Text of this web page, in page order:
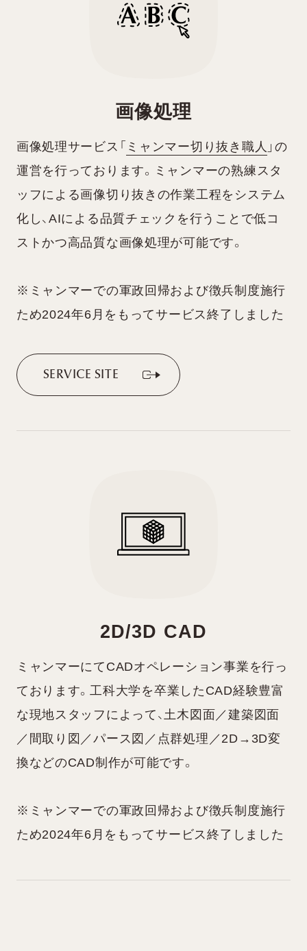
画像処理
画像処理サービス「 ミャンマー切り抜き職人 」の
運営を行っております。 ミャンマーの熟練スタ
ッフによる画像切り抜きの作業工程をシステム
化し、AIによる品質チェックを行うことで低コ
ストかつ高品質な画像処理が可能です。
※ミャンマーでの軍政回帰および徴兵制度施行
ため2024年6月をもってサービス終了しました
SERVICE SI T E
SERVICE SITE
2D/3D CAD
ミャンマーにてCADオペレーション事業を行っ
ております。工科大学を卒業したCAD経験豊富
な現地スタッフによって、土木図面／建築図面
／間取り図／パース図／点群処理／2D→3D変
換などのCAD制作が可能です。
※ミャンマーでの軍政回帰および徴兵制度施行
ため2024年6月をもってサービス終了しました